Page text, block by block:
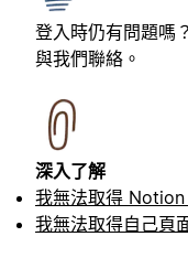
登入時仍有問題嗎
與我們聯絡。
深入了解
我無法取得 Notion
我無法取得自己頁